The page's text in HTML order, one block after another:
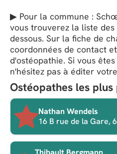
▶ Pour la commune :
vous trouverez la liste
dessous. Sur la fiche de
coordonnées de contact
d'ostéopathie. Si vous
n'hésitez pas à éditer
Ostéopathes les plus
Nathan Wendels
16 B rue de la Gare,